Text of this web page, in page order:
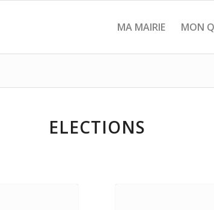
MA MAIRIE MON
ELECTIONS